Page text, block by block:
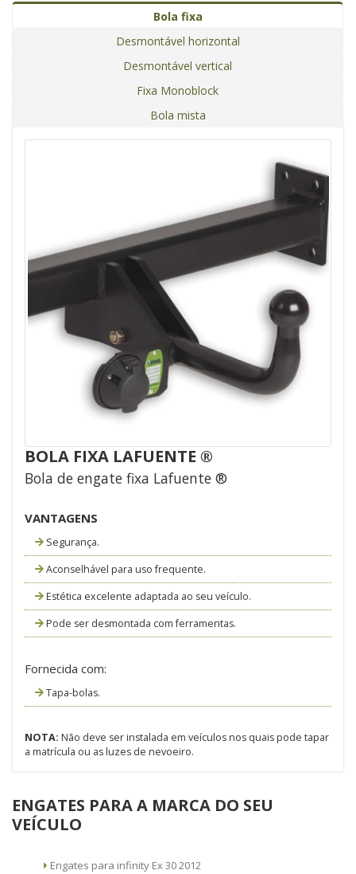
Bola fixa
Desmontável horizontal
Desmontável vertical
Fixa Monoblock
Bola mista
BOLA FIXA LAFUENTE ®
Bola de engate fixa Lafuente ®
VANTAGENS
Segurança.
Aconselhável para uso frequente.
Estética excelente adaptada ao seu veículo.
Pode ser desmontada com ferramentas.
Fornecida com:
Tapa-bolas.
NOTA: Não deve ser instalada em veículos nos quais pode tapar
a matrícula ou as luzes de nevoeiro.
ENGATES PARA A MARCA DO SEU
VEÍCULO
Engates para infinity Ex 30 2012